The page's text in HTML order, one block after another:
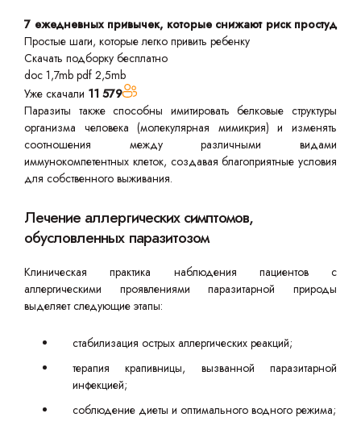
7 ежедневных привычек, которые снижают риск простуд
Простые шаги, которые легко привить ребенку
Скачать подборку бесплатно
doc 1,7mb pdf 2,5mb
Уже скачали 11 579
Паразиты также способны имитировать белковые структуры
организма человека (молекулярная мимикрия) и изменять
соотношения между различными видами
иммунокомпетентных клеток, создавая благоприятные условия
для собственного выживания.
Лечение аллергических симптомов,
обусловленных паразитозом
Клиническая практика наблюдения пациентов с
аллергическими проявлениями паразитарной природы
выделяет следующие этапы:
стабилизация острых аллергических реакций;
терапия крапивницы, вызванной паразитарной
инфекцией;
соблюдение диеты и оптимального водного режима;